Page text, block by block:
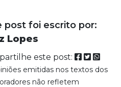
post foi escrito por:
Lopes
este post:
emitidas nos textos dos
não refletem